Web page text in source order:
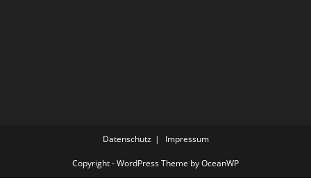
Datenschutz Impressum
Copyright - WordPress Theme by OceanWP